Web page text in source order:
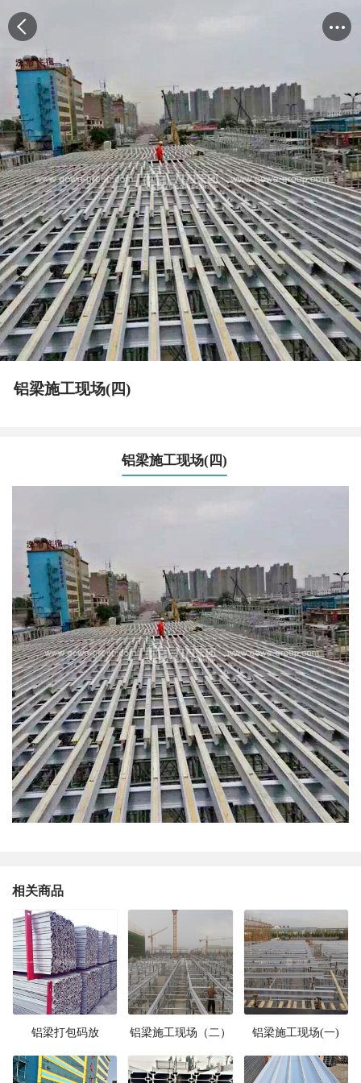
铝梁施工现场(四)
铝梁施工现场(四)
相关商品
铝梁打包码放 铝梁施工现场（二） 铝梁施工现场(一)